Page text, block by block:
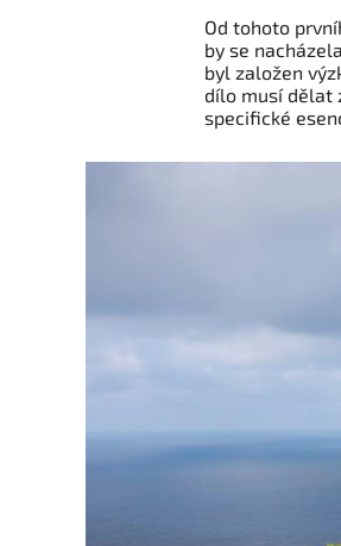
Od tohoto
by se
byl založen
dílo musí dělat
specifické